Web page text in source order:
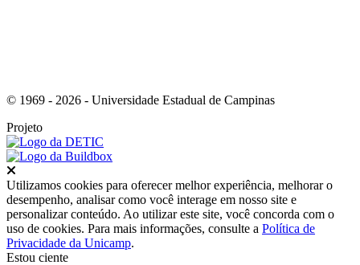
© 1969 - 2026 - Universidade Estadual de Campinas
Projeto
Utilizamos cookies para oferecer melhor experiência, melhorar o
desempenho, analisar como você interage em nosso site e
personalizar conteúdo. Ao utilizar este site, você concorda com o
uso de cookies. Para mais informações, consulte a Política de
Privacidade da Unicamp.
Estou ciente